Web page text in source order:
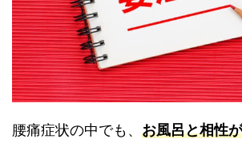
腰痛症状の中でも、 お風呂と相性